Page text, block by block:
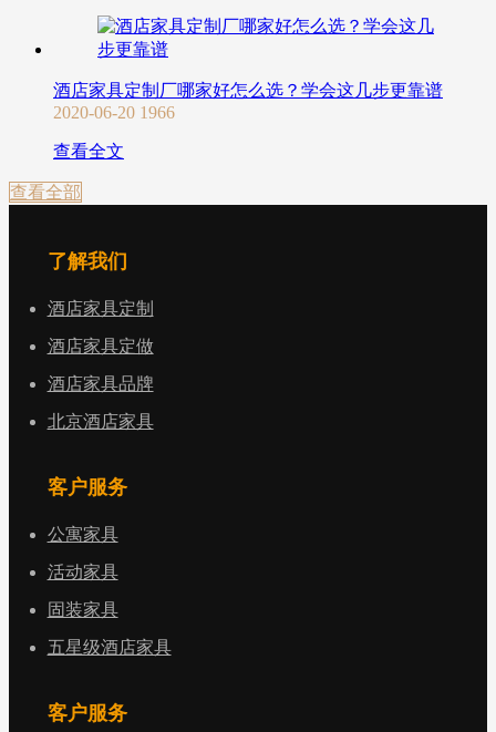
酒店家具定制厂哪家好怎么选？学会这几步更靠谱
2020-06-20 1966
查看全文
查看全部
了解我们
酒店家具定制
酒店家具定做
酒店家具品牌
北京酒店家具
客户服务
公寓家具
活动家具
固装家具
五星级酒店家具
客户服务